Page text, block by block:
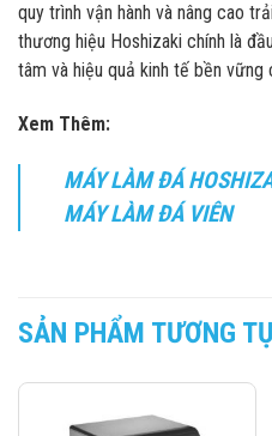
quy trình vận hành và nâng cao
thương hiệu Hoshizaki chính là
tâm và hiệu quả kinh tế bền vững
Xem Thêm:
MÁY LÀM ĐÁ
MÁY LÀM ĐÁ VIÊN
SẢN PHẨM TƯƠNG